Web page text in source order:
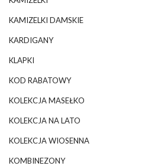
KAMIZELKI DAMSKIE
KARDIGANY
KLAPKI
KOD RABATOWY
KOLEKCJA MASEŁKO
KOLEKCJA NA LATO
KOLEKCJA WIOSENNA
KOMBINEZONY